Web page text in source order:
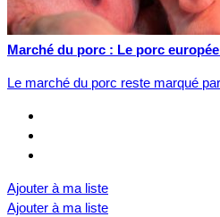
Marché du porc : Le porc
Le marché du porc reste marqué
Ajouter à ma liste
Ajouter à ma liste